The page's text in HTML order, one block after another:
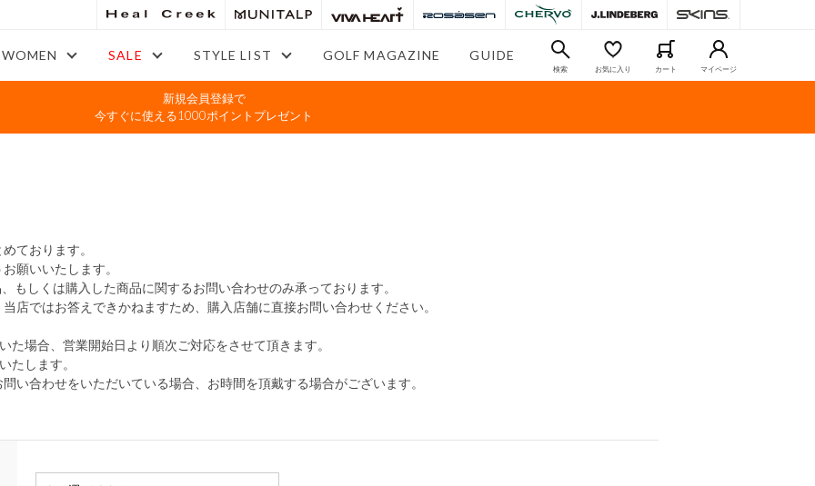
WOMEN SALE STYLE LIST GOLF MAGAZINE GUIDE
検索 お気に入り カート マイページ
新規会員登録で
今すぐに使える1000ポイントプレゼント
ております。
願いいたします。
もしくは購入した商品に関するお問い合わせのみ承っております。
店ではお答えできかねますため、購入店舗に直接お問い合わせください。
場合、営業開始日より順次ご対応をさせて頂きます。
たします。
い合わせをいただいている場合、お時間を頂戴する場合がございます。